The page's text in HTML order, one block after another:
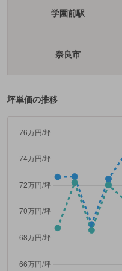
学園前駅
奈良市
坪単価の推移